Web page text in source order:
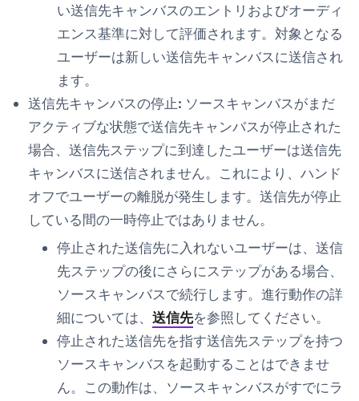
い送信先キャンバスのエントリおよびオーディ
エンス基準に対して評価されます。対象となる
ユーザーは新しい送信先キャンバスに送信され
ます。
送信先キャンバスの停止: ソースキャンバスがまだ
アクティブな状態で送信先キャンバスが停止された
場合、送信先ステップに到達したユーザーは送信先
キャンバスに送信されません。これにより、ハンド
オフでユーザーの離脱が発生します。送信先が停止
している間の一時停止ではありません。
停止された送信先に入れないユーザーは、送信
先ステップの後にさらにステップがある場合、
ソースキャンバスで続行します。進行動作の詳
細については、 送信先を参照してください。
停止された送信先を指す送信先ステップを持つ
ソースキャンバスを起動することはできませ
ん。この動作は、ソースキャンバスがすでにラ